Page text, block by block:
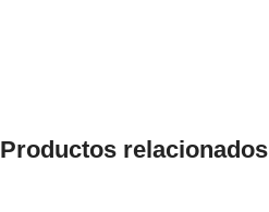
Productos relacionados